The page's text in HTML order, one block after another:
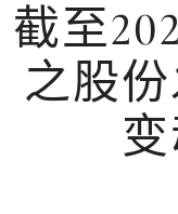
截至
之股